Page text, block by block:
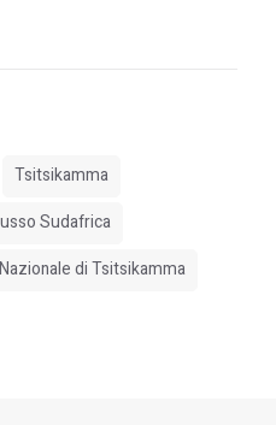
Tsitsikamma
Sudafrica
di Tsitsikamma